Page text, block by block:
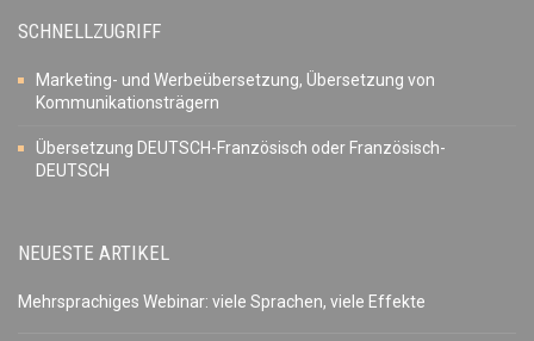
SCHNELLZUGRIFF
Marketing- und Werbeübersetzung, Übersetzung von
Kommunikationsträgern
Übersetzung DEUTSCH-Französisch oder Französisch-
DEUTSCH
NEUESTE ARTIKEL
Mehrsprachiges Webinar: viele Sprachen, viele Effekte